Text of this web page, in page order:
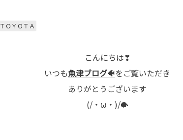
ＴＯＹＯＴＡ
こんにちは❣
いつも魚津ブログ🐠をご覧いただき
ありがとうございます
(/・ω・)/🐡